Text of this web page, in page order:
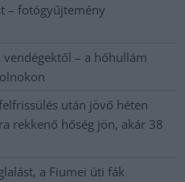
– fotógyűjtemény
– a hőhullám
után jövő héten
rekkenő hőség jön, akár 38
a Fiumei úti fák